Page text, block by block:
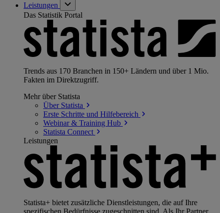
Leistungen
Das Statistik Portal
Trends aus 170 Branchen in 150+ Ländern und über 1 Mio.
Fakten im Direktzugriff.
Mehr über Statista
Über Statista
Erste Schritte und Hilfebereich
Webinar & Training Hub
Statista Connect
Leistungen
Statista+ bietet zusätzliche Dienstleistungen, die auf Ihre
spezifischen Bedürfnisse zugeschnitten sind. Als Ihr Partner